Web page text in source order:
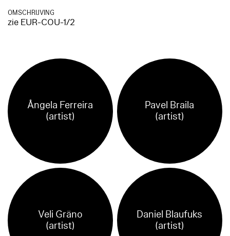
OMSCHRIJVING
zie EUR-COU-1/2
Ångela Ferreira
(artist)
Pavel Braila
(artist)
Veli Gräno
(artist)
Daniel Blaufuks
(artist)